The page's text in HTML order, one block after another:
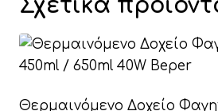
Σχετικά
Θερμαινόμενο Δοχείο